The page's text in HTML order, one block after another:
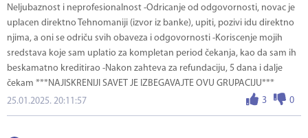
Neljubaznost i neprofesionalnost -Odricanje od odgovornosti, novac je
uplacen direktno Tehnomaniji (izvor iz banke), upiti, pozivi idu direktno
njima, a oni se odriču svih obaveza i odgovornosti -Koriscenje mojih
sredstava koje sam uplatio za kompletan period čekanja, kao da sam ih
beskamatno kreditirao -Nakon zahteva za refundaciju, 5 dana i dalje
čekam ***NAJISKRENIJI SAVET JE IZBEGAVAJTE OVU GRUPACIJU***
3
0
25.01.2025. 20:11:57